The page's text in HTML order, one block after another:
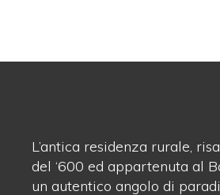
L’antica residenza rurale,
del ‘600 ed appartenuta al
un autentico angolo di